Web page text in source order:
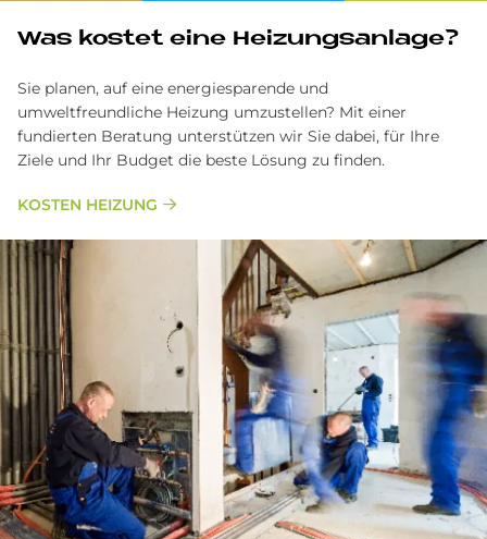
Was kostet eine Heizungsanlage?
Sie planen, auf eine energiesparende und
umweltfreundliche Heizung umzustellen? Mit einer
fundierten Beratung unterstützen wir Sie dabei, für Ihre
Ziele und Ihr Budget die beste Lösung zu finden.
KOSTEN HEIZUNG